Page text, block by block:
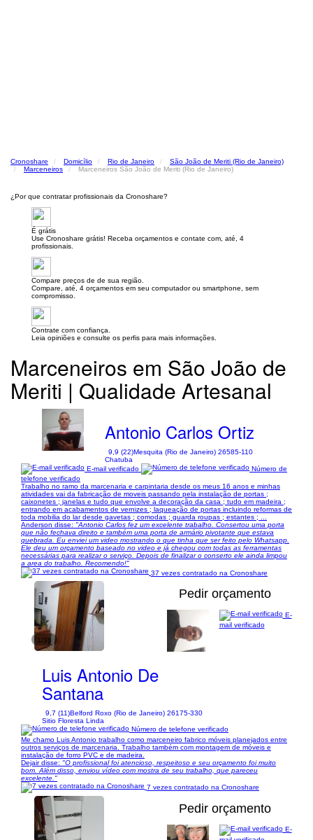
Cronoshare Domicílio Rio de Janeiro
São João de Meriti (Rio de Janeiro)
Marceneiros
Marceneiros São João de Meriti (Rio de Janeiro)
¿Por que contratar profissionais da Cronoshare?
É grátis
Use Cronoshare grátis! Receba orçamentos e contate com, até, 4
profissionais.
Compare preços de de sua região.
Compare, até, 4 orçamentos em seu computador ou smartphone, sem
compromisso.
Contrate com confiança.
Leia opiniões e consulte os perfis para mais informações.
Marceneiros em São João de
Meriti | Qualidade Artesanal
Antonio Carlos Ortiz
9,9 (22)Mesquita (Rio de Janeiro) 26585-110
Chatuba
E-mail verificado
Número de
telefone verificado
Trabalho no ramo da marcenaria e carpintaria desde os meus 16 anos e minhas
atividades vai da fabricação de moveis passando pela instalação de portas ;
caixonetes ; janelas e tudo que envolve a decoração da casa ; tudo em madeira ;
entrando em acabamentos de vernizes ; laqueação de portas incluindo reformas de
toda mobilia do lar desde gavetas ; comodas ; guarda roupas ; estantes ; ...
Anderson disse: "Antonio Carlos fez um excelente trabalho. Consertou uma porta
que não fechava direito e também uma porta de armário pivotante que estava
quebrada. Eu enviei um video mostrando o que tinha que ser feito pelo Whatsapp.
Ele deu um orçamento baseado no video e já chegou com todas as ferramentas
necessárias para realizar o serviço. Depois de finalizar o conserto ele ainda limpou
a area do trabalho. Recomendo!"
37 vezes contratado na Cronoshare
1/36
Pedir orçamento
Luis Antonio De
Santana
9,7 (11)Belford Roxo (Rio de Janeiro) 26175-330
Sitio Floresta Linda
E-
mail verificado
Número de telefone verificado
Me chamo Luis Antonio trabalho como marceneiro fabrico móveis planejados entre
outros serviços de marcenaria. Trabalho também com montagem de móveis e
instalação de forro PVC e de madeira.
Dejair disse: "O profissional foi atencioso, respeitoso e seu orçamento foi muito
bom. Além disso, enviou vídeo com mostra de seu trabalho, que pareceu
excelente."
7 vezes contratado na Cronoshare
Pedir orçamento
E-